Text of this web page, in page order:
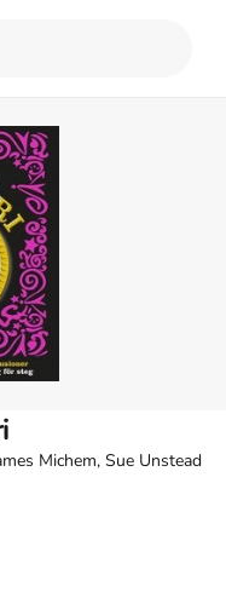
Michem, Sue Unstead